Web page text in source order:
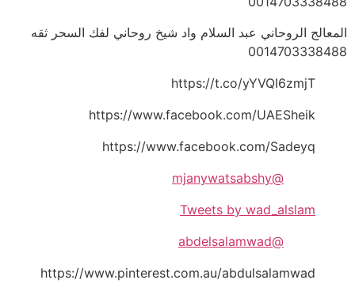
المعالج الروحاني عبد السلام واد شيخ روحاني لفك السحر ثقه
0014703338488
https://t.co/yYVQI6zmjT
https://www.facebook.com/UAESheik
https://www.facebook.com/Sadeyq
@mjanywatsabshy
Tweets by wad_alslam
@abdelsalamwad
https://www.pinterest.com.au/abdulsalamwad